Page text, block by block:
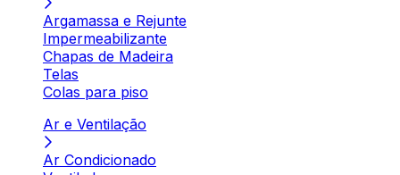
Argamassa e Rejunte
Impermeabilizante
Chapas de Madeira
Telas
Colas para piso
Ar e Ventilação
Ar Condicionado